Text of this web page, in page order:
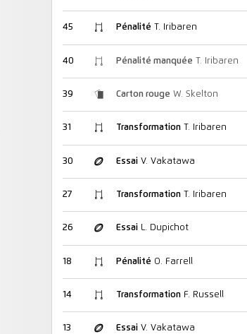
45 Pénalité T. Iribaren
40 Pénalité manquée T. Iribaren
39 Carton rouge W. Skelton
31 TransformationT. Iribaren
30 EssaiV. Vakatawa
27 TransformationT. Iribaren
26 EssaiL. Dupichot
18 Pénalité O. Farrell
14 TransformationF. Russell
13 EssaiV. Vakatawa